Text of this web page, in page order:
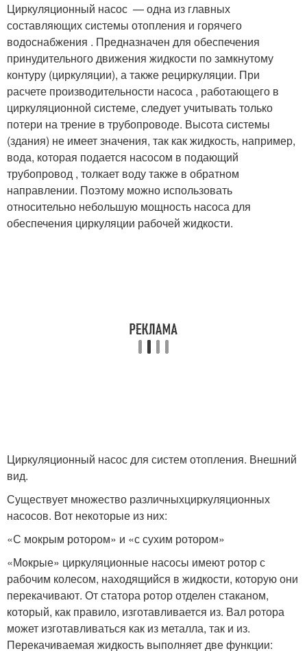
Циркуляционный насос — одна из главных
составляющих системы отопления и горячего
водоснабжения . Предназначен для обеспечения
принудительного движения жидкости по замкнутому
контуру (циркуляции), а также рециркуляции. При
расчете производительности насоса , работающего в
циркуляционной системе, следует учитывать только
потери на трение в трубопроводе. Высота системы
(здания) не имеет значения, так как жидкость, например,
вода, которая подается насосом в подающий
трубопровод , толкает воду также в обратном
направлении. Поэтому можно использовать
относительно небольшую мощность насоса для
обеспечения циркуляции рабочей жидкости.
Циркуляционный насос для систем отопления. Внешний
вид.
Существует множество различныхциркуляционных
насосов. Вот некоторые из них:
«С мокрым ротором» и «с сухим ротором»
«Мокрые» циркуляционные насосы имеют ротор с
рабочим колесом, находящийся в жидкости, которую они
перекачивают. От статора ротор отделен стаканом,
который, как правило, изготавливается из. Вал ротора
может изготавливаться как из металла, так и из.
Перекачиваемая жидкость выполняет две функции: